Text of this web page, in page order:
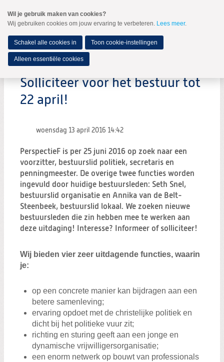
naar
Spring
de
inhoud
Spring
naar
hoofdmenu
MENU
Zoeken:
Solliciteer voor het bestuur tot
22 april!
woensdag 13 april 2016 14:42
PerspectieF is per 25 juni 2016 op zoek naar een
voorzitter, bestuurslid politiek, secretaris en
penningmeester. De overige twee functies worden
ingevuld door huidige bestuursleden: Seth Snel,
bestuurslid organisatie en Annika van de Belt-
Steenbeek, bestuurslid lokaal. We zoeken nieuwe
bestuursleden die zin hebben mee te werken aan
deze uitdaging! Interesse? Informeer of solliciteer!
Wij bieden vier zeer uitdagende functies, waarin
je:
op een concrete manier kan bijdragen aan een
betere samenleving;
ervaring opdoet met de christelijke politiek en
dicht bij het politieke vuur zit;
richting en sturing geeft aan een jonge en
dynamische vrijwilligersorganisatie;
een enorm netwerk op bouwt van professionals
Wil je gebruik maken van cookies?
Wij gebruiken cookies om jouw ervaring te verbeteren. Lees meer.
Schakel alle cookies in Toon cookie-instellingen
Alleen essentiële cookies